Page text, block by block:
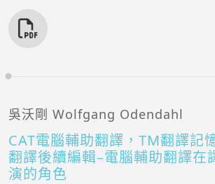
吳沃剛 Wolfgang Odendahl
CAT電腦輔助翻譯，TM翻譯記
翻譯後續編輯–電腦輔助翻譯在
演的角色